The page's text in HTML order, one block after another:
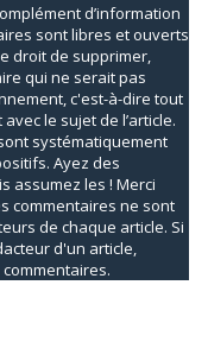
d’information
sont libres et ouverts
droit de supprimer,
qui ne serait pas
c'est-à-dire tout
le sujet de l’article.
systématiquement
Ayez des
assumez les ! Merci
commentaires ne sont
de chaque article. Si
d'un article,